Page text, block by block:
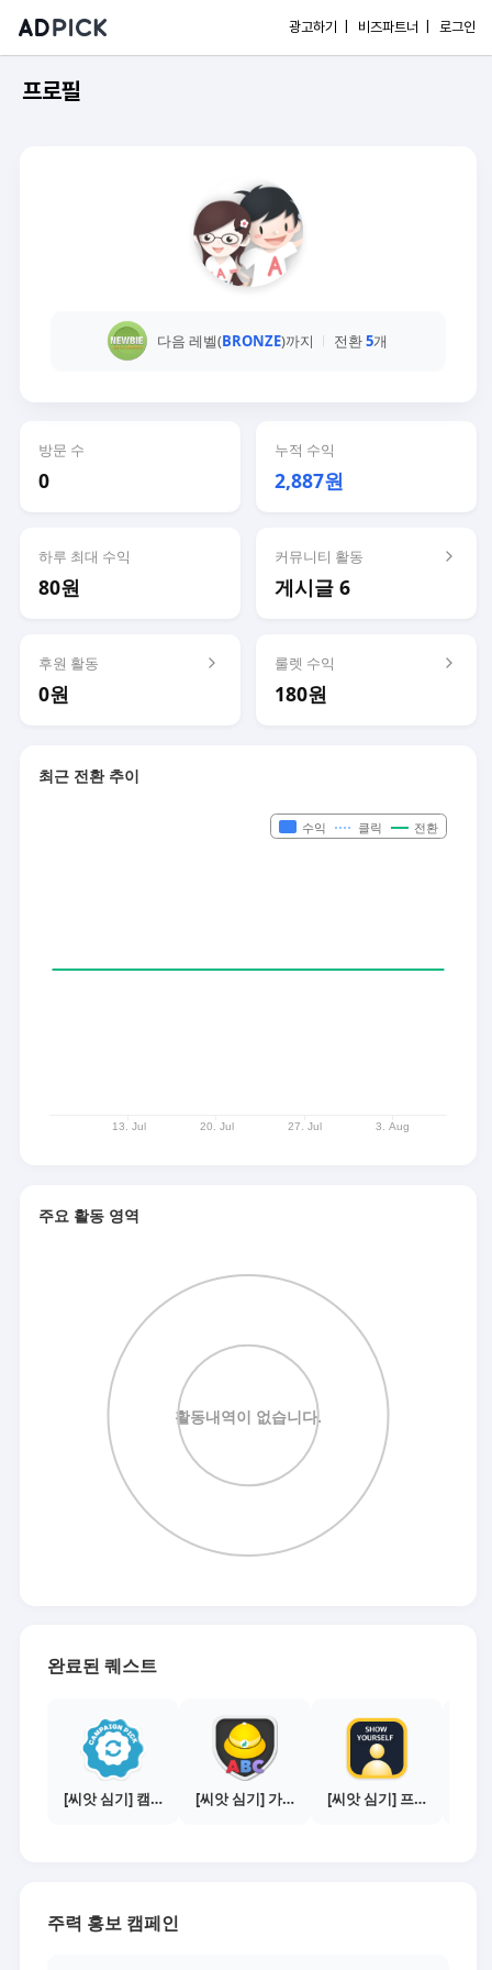
광고하기 | 비즈파트너 | 로그인
프로필
다음 레벨(BRONZE)까지 전환5개
방문 수
0
누적 수익
2,887원
하루 최대 수익
80원
커뮤니티 활동
게시글 6
후원 활동
0원
룰렛 수익
180원
최근 전환 추이
주요 활동 영역
완료된 퀘스트
[씨앗 심기] 캠페인 선택하기 - PICK 1개 [씨앗 심기] 가이드보기 - 매체별 활동 가이드 [씨앗 심기] 프로필 사진 등록하기
주력 홍보 캠페인